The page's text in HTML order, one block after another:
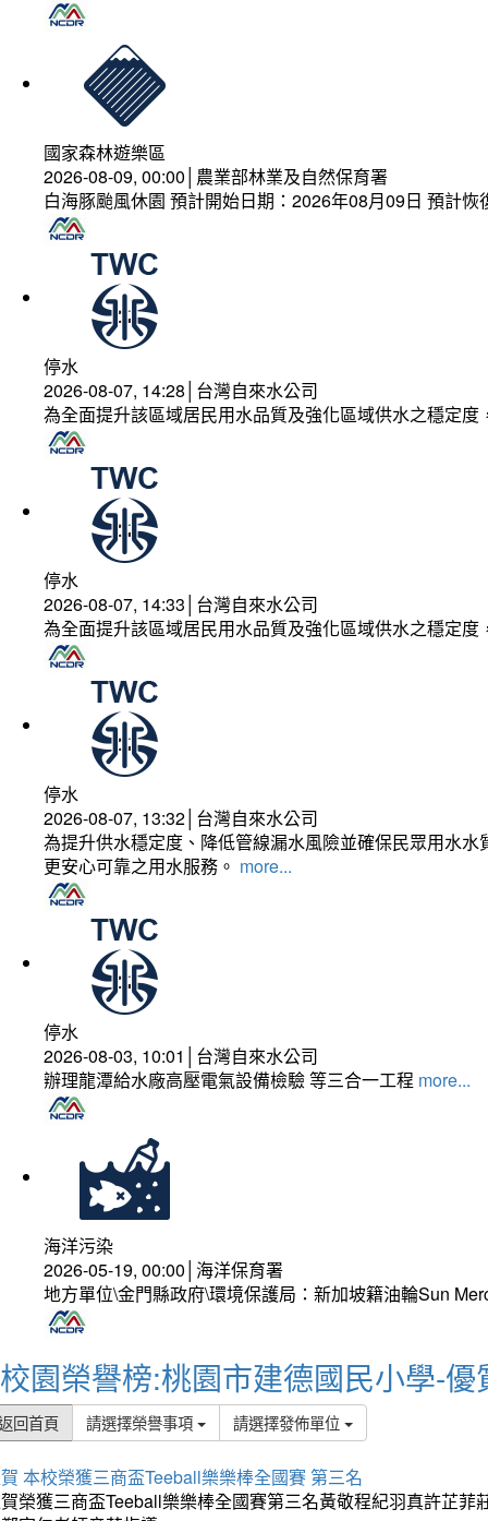
國家森林遊樂區
2026-08-09, 00:00│農業部林業及自然保育署
白海豚颱風休園 預計開始日期：2026年08月09日 預計
停水
2026-08-07, 14:28│台灣自來水公司
為全面提升該區域居民用水品質及強化區域供水之穩定
停水
2026-08-07, 14:33│台灣自來水公司
為全面提升該區域居民用水品質及強化區域供水之穩定
停水
2026-08-07, 13:32│台灣自來水公司
為提升供水穩定度、降低管線漏水風險並確保民眾用水
更安心可靠之用水服務。 more...
停水
2026-08-03, 10:01│台灣自來水公司
辦理龍潭給水廠高壓電氣設備檢驗 等三合一工程 more...
海洋污染
2026-05-19, 00:00│海洋保育署
地方單位\金門縣政府\環境保護局：新加坡籍油輪Sun
校園榮譽榜:桃園市建德國民小學-優
回首頁 請選擇榮譽事項 請選擇發佈單位
本校榮獲三商盃Teeball樂樂棒全國賽 第三名
榮獲三商盃Teeball樂樂棒全國賽第三名黃敬程紀羽真許芷